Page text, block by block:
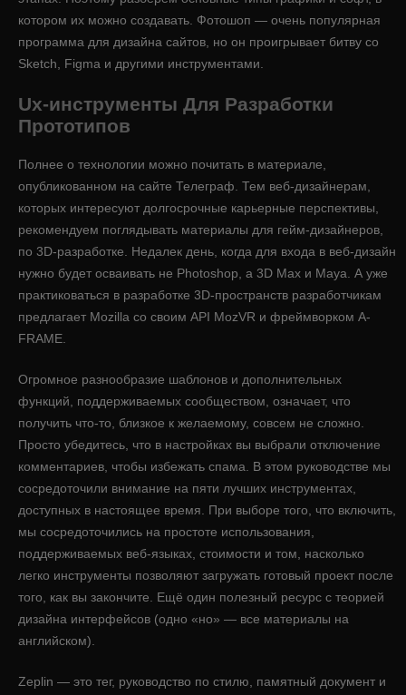
котором их можно создавать. Фотошоп — очень популярная
программа для дизайна сайтов, но он проигрывает битву со
Sketch, Figma и другими инструментами.
Ux-инструменты Для Разработки
Прототипов
Полнее о технологии можно почитать в материале,
опубликованном на сайте Телеграф. Тем веб-дизайнерам,
которых интересуют долгосрочные карьерные перспективы,
рекомендуем поглядывать материалы для гейм-дизайнеров,
по 3D-разработке. Недалек день, когда для входа в веб-дизайн
нужно будет осваивать не Photoshop, а 3D Max и Maya. А уже
практиковаться в разработке 3D-пространств разработчикам
предлагает Mozilla со своим API MozVR и фреймворком A-
FRAME.
Огромное разнообразие шаблонов и дополнительных
функций, поддерживаемых сообществом, означает, что
получить что-то, близкое к желаемому, совсем не сложно.
Просто убедитесь, что в настройках вы выбрали отключение
комментариев, чтобы избежать спама. В этом руководстве мы
сосредоточили внимание на пяти лучших инструментах,
доступных в настоящее время. При выборе того, что включить,
мы сосредоточились на простоте использования,
поддерживаемых веб-языках, стоимости и том, насколько
легко инструменты позволяют загружать готовый проект после
того, как вы закончите. Ещё один полезный ресурс с теорией
дизайна интерфейсов (одно «но» — все материалы на
английском).
Zeplin — это тег, руководство по стилю, памятный документ и